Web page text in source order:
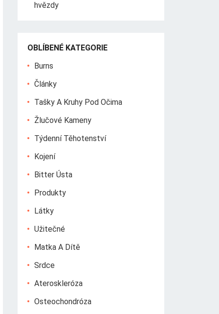
hvězdy
OBLÍBENÉ KATEGORIE
Burns
Články
Tašky A Kruhy Pod Očima
Žlučové Kameny
Týdenní Těhotenství
Kojení
Bitter Ústa
Produkty
Látky
Užitečné
Matka A Dítě
Srdce
Ateroskleróza
Osteochondróza